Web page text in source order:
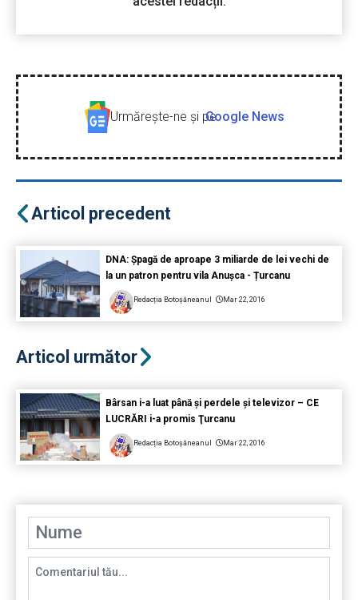
Urmăreşte-ne şi peGoogle News
Articol precedent
DNA: Șpagă de aproape 3 miliarde de lei vechi de
la un patron pentru vila Anușca - Țurcanu
Redacția Botoșăneanul Mar 22, 2016
Articol următor
Bârsan i-a luat până şi perdele şi televizor – CE
LUCRĂRI i-a promis Ţurcanu
Redacția Botoșăneanul Mar 22, 2016